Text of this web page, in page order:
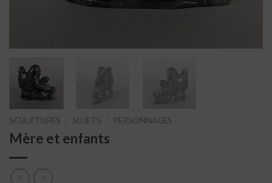
SCULPTURES SUJETS PERSONNAGES
Mère et enfants